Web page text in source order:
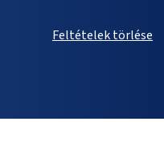
Feltételek törlése